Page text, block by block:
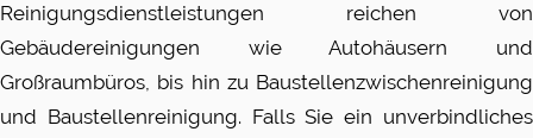
Reinigungsdienstleistungen reichen von
Gebäudereinigungen wie Autohäusern und
Großraumbüros, bis hin zu Baustellenzwischenreinigung
und Baustellenreinigung. Falls Sie ein unverbindliches